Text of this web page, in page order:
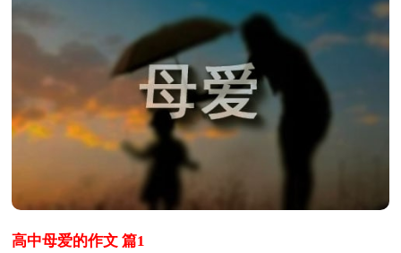
高中母爱的作文 篇1